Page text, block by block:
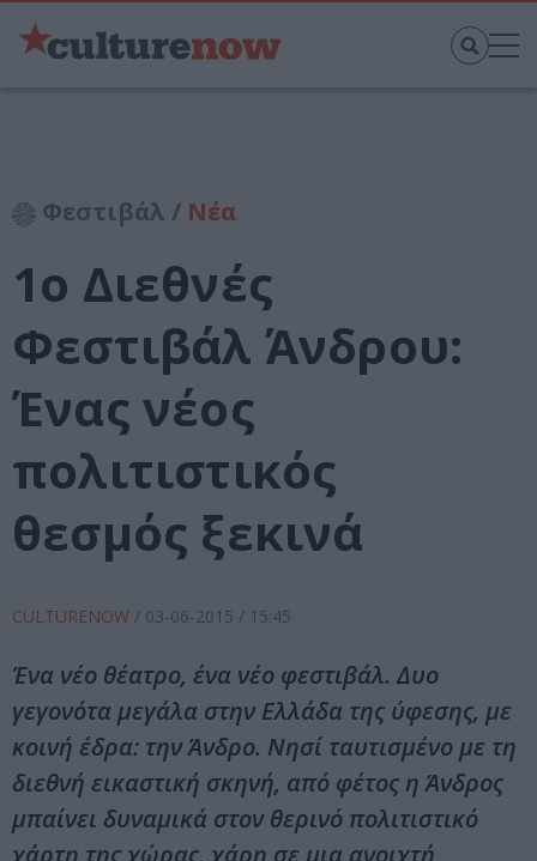
Φεστιβάλ / Νέα
1o Διεθνές
Φεστιβάλ Άνδρου:
Ένας νέος
πολιτιστικός
θεσμός ξεκινά
CULTURENOW / 03-06-2015 / 15:45
Ένα νέο θέατρο, ένα νέο φεστιβάλ. Δυο
γεγονότα μεγάλα στην Ελλάδα της ύφεσης, με
κοινή έδρα: την Άνδρο. Νησί ταυτισμένο με τη
διεθνή εικαστική σκηνή, από φέτος η Άνδρος
μπαίνει δυναμικά στον θερινό πολιτιστικό